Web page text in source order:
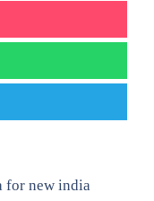
for new india